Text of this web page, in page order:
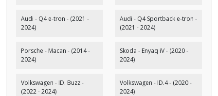
Audi - Q4 e-tron - (2021 -
2024)
Audi - Q4 Sportback e-tron -
(2021 - 2024)
Porsche - Macan - (2014 -
2024)
Skoda - Enyaq iV - (2020 -
2024)
Volkswagen - ID. Buzz -
(2022 - 2024)
Volkswagen - ID.4 - (2020 -
2024)